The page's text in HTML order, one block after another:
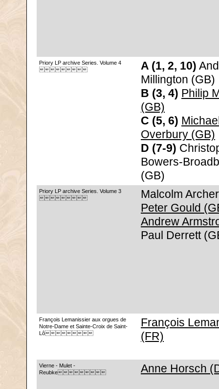
Priory LP archive Series. Volume 4
A (1, 2, 10)
Millington (GB)
B (3, 4) Philip
(GB)
C (5, 6)
Overbury (GB)
D (7-9)
Bowers-
(GB)
Priory LP archive Series. Volume 3
Malcolm
Peter Gould
Andrew
Paul Derrett
François Lemanissier aux orgues de
Notre-Dame et Sainte-Croix de Saint-
Lô
François
(FR)
Vierne - Mulet -
Reubke
Anne Horsch